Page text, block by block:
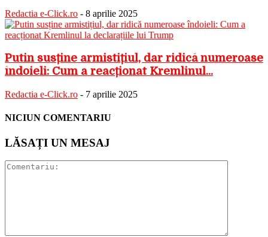
Redactia e-Click.ro - 8 aprilie 2025
Putin susține armistițiul, dar ridică numeroase
îndoieli: Cum a reacționat Kremlinul...
Redactia e-Click.ro - 7 aprilie 2025
NICIUN COMENTARIU
LĂSAȚI UN MESAJ